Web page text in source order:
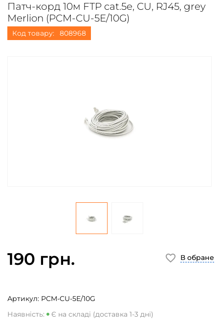
Патч-корд 10м FTP cat.5e, CU, RJ45, grey
Merlion (PCM-CU-5E/10G)
Код товару: 808968
190 грн.
Артикул: PCM-CU-5E/10G
Наявність:
Є на складі (доставка 1-3 дні)
В обране